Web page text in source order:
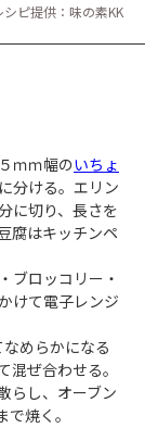
シピ提供：味の素KK
ｍｍ幅のいちょ
分ける。エリン
に切り、長さを
腐はキッチンペ
ブロッコリー・
けて電子レンジ
めらかになる
混ぜ合わせる。
らし、オーブン
焼く。